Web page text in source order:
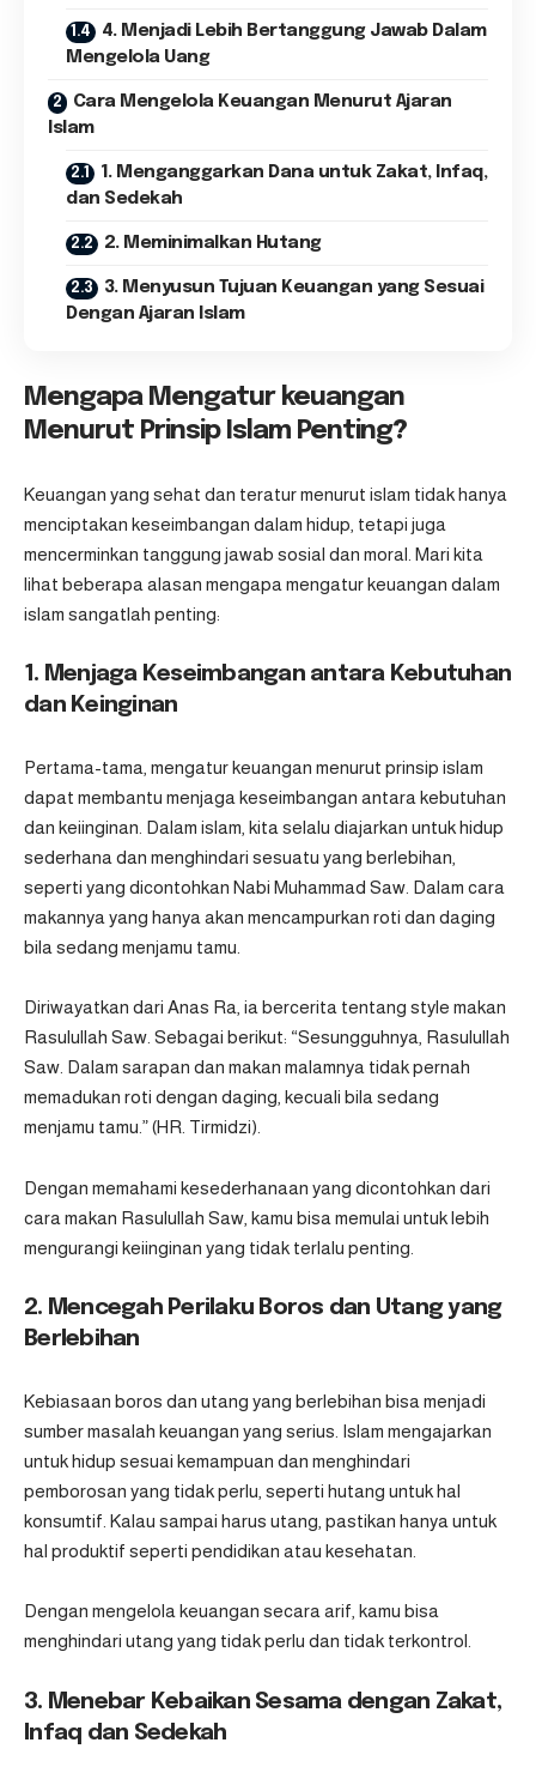
4. Menjadi Lebih Bertanggung Jawab Dalam
Mengelola Uang
Cara Mengelola Keuangan Menurut Ajaran
Islam
1. Menganggarkan Dana untuk Zakat, Infaq,
dan Sedekah
2. Meminimalkan Hutang
3. Menyusun Tujuan Keuangan yang Sesuai
Dengan Ajaran Islam
Mengapa Mengatur keuangan
Menurut Prinsip Islam Penting?
Keuangan yang sehat dan teratur menurut islam tidak hanya
menciptakan keseimbangan dalam hidup, tetapi juga
mencerminkan tanggung jawab sosial dan moral. Mari kita
lihat beberapa alasan mengapa mengatur keuangan dalam
islam sangatlah penting:
1. Menjaga Keseimbangan antara Kebutuhan
dan Keinginan
Pertama-tama, mengatur keuangan menurut prinsip islam
dapat membantu menjaga keseimbangan antara kebutuhan
dan keiinginan. Dalam islam, kita selalu diajarkan untuk hidup
sederhana dan menghindari sesuatu yang berlebihan,
seperti yang dicontohkan Nabi Muhammad Saw. Dalam cara
makannya yang hanya akan mencampurkan roti dan daging
bila sedang menjamu tamu.
Diriwayatkan dari Anas Ra, ia bercerita tentang style makan
Rasulullah Saw. Sebagai berikut: “Sesungguhnya, Rasulullah
Saw. Dalam sarapan dan makan malamnya tidak pernah
memadukan roti dengan daging, kecuali bila sedang
menjamu tamu.” (HR. Tirmidzi).
Dengan memahami kesederhanaan yang dicontohkan dari
cara makan Rasulullah Saw, kamu bisa memulai untuk lebih
mengurangi keiinginan yang tidak terlalu penting.
2. Mencegah Perilaku Boros dan Utang yang
Berlebihan
Kebiasaan boros dan utang yang berlebihan bisa menjadi
sumber masalah keuangan yang serius. Islam mengajarkan
untuk hidup sesuai kemampuan dan menghindari
pemborosan yang tidak perlu, seperti hutang untuk hal
konsumtif. Kalau sampai harus utang, pastikan hanya untuk
hal produktif seperti pendidikan atau kesehatan.
Dengan mengelola keuangan secara arif, kamu bisa
menghindari utang yang tidak perlu dan tidak terkontrol.
3. Menebar Kebaikan Sesama dengan Zakat,
Infaq dan Sedekah